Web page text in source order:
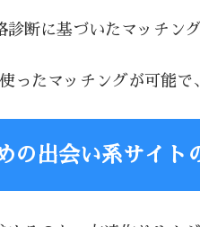
断に基づいたマッチン
たマッチングが可能で
の出会い系サイト